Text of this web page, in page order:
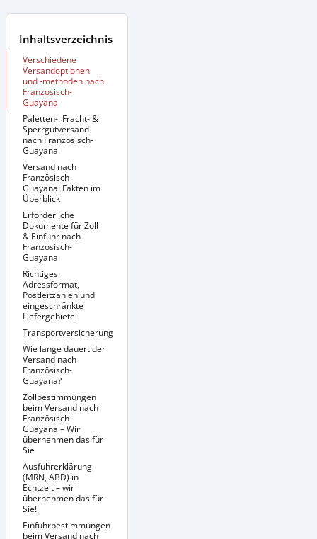
Inhaltsverzeichnis
Verschiedene
Versandoptionen
und -methoden nach
Französisch-
Guayana
Paletten-, Fracht- &
Sperrgutversand
nach Französisch-
Guayana
Zusätzliche
Informationen:
Versand nach
Französisch-
Guayana: Fakten im
Überblick
Erforderliche
Dokumente für Zoll
& Einfuhr nach
Französisch-
Guayana
Richtiges
Adressformat,
Postleitzahlen und
eingeschränkte
Liefergebiete
Richtige Verpackung
Sendungsverfolgung
/ Tracking &
Dokumentenmanagement
Transportversicherung
Wie lange dauert der
Versand nach
Französisch-
Guayana?
Zollbestimmungen
beim Versand nach
Französisch-
Guayana – Wir
übernehmen das für
Sie
Ausfuhrerklärung
(MRN, ABD) in
Echtzeit – wir
übernehmen das für
Sie!
Einfuhrbestimmungen
beim Versand nach